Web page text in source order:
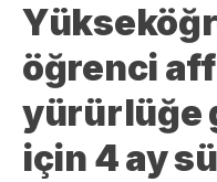
öğrenci
yürürlüğe
için 4 ay